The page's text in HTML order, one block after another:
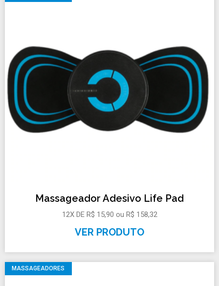
Massageador Adesivo Life Pad
12X DE R$ 15,90 ou R$ 158,32
VER PRODUTO
MASSAGEADORES